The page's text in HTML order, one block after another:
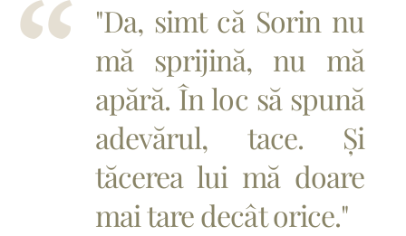
"Da, simt că Sorin nu
mă sprijină, nu mă
apără. În loc să spună
adevărul, tace. Și
tăcerea lui mă doare
mai tare decât orice."